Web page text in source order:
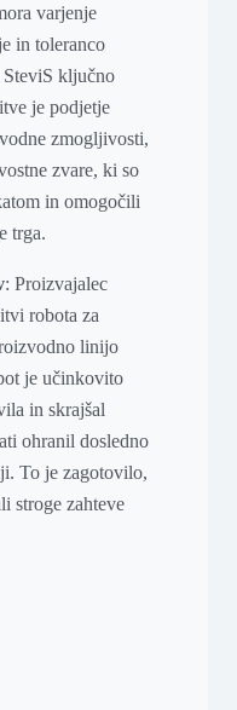
varjenje
in toleranco
ključno
je podjetje
zmogljivosti,
zvare, ki so
in omogočili
trga.
: Proizvajalec
robota za
linijo
je učinkovito
in skrajšal
ohranil dosledno
To je zagotovilo,
stroge zahteve